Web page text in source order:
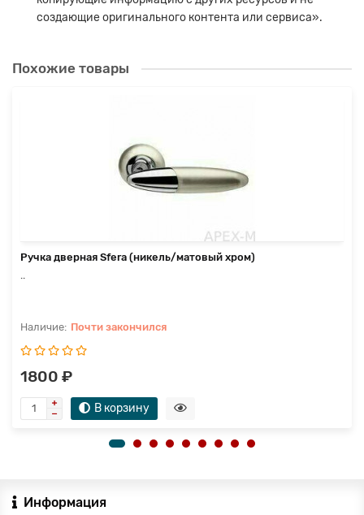
создающие оригинального контента или сервиса».
Похожие товары
Ручка дверная Sfera (никель/матовый хром)
Почти закончился
1800 ₽
В корзину
Информация